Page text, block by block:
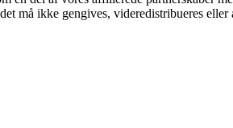
må ikke gengives, videredistribueres eller